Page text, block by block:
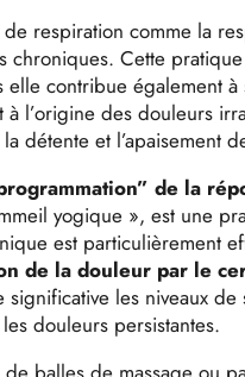
respiration comme la
Cette
contribue également
l’origine des douleurs
détente et l’apaisement
de la
yogique », est une
est particulièrement
de la douleur par le
les niveaux de
douleurs persistantes.